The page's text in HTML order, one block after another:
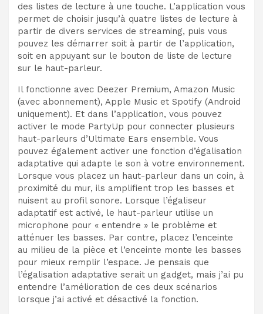
des listes de lecture à une touche. L’application vous
permet de choisir jusqu’à quatre listes de lecture à
partir de divers services de streaming, puis vous
pouvez les démarrer soit à partir de l’application,
soit en appuyant sur le bouton de liste de lecture
sur le haut-parleur.
Il fonctionne avec Deezer Premium, Amazon Music
(avec abonnement), Apple Music et Spotify (Android
uniquement). Et dans l’application, vous pouvez
activer le mode PartyUp pour connecter plusieurs
haut-parleurs d’Ultimate Ears ensemble. Vous
pouvez également activer une fonction d’égalisation
adaptative qui adapte le son à votre environnement.
Lorsque vous placez un haut-parleur dans un coin, à
proximité du mur, ils amplifient trop les basses et
nuisent au profil sonore. Lorsque l’égaliseur
adaptatif est activé, le haut-parleur utilise un
microphone pour « entendre » le problème et
atténuer les basses. Par contre, placez l’enceinte
au milieu de la pièce et l’enceinte monte les basses
pour mieux remplir l’espace. Je pensais que
l’égalisation adaptative serait un gadget, mais j’ai pu
entendre l’amélioration de ces deux scénarios
lorsque j’ai activé et désactivé la fonction.